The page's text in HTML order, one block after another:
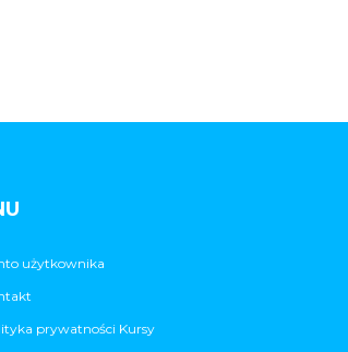
użytkownika
prywatności Kursy